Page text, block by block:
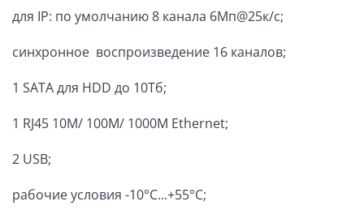
для IP: по умолчанию 8 канала 6Мп@25к/с;
синхронное воспроизведение 16 каналов;
1 SATA для HDD до 10Тб;
1 RJ45 10M/ 100M/ 1000М Ethernet;
2 USB;
рабочие условия -10°C...+55°C;